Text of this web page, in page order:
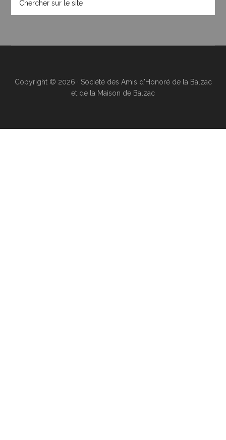
Copyright © 2026 · Société des Amis d'Honoré de la Balzac
et de la Maison de Balzac